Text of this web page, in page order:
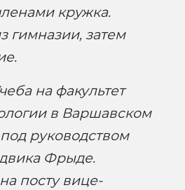
кружка.
гимназии, затем
на факультет
в Варшавском
руководством
Фрыде.
посту вице-